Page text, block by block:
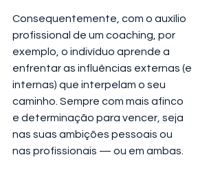
Consequentemente, com o auxílio
profissional de um coaching, por
exemplo, o indivíduo aprende a
enfrentar as influências externas (e
internas) que interpelam o seu
caminho. Sempre com mais afinco
e determinação para vencer, seja
nas suas ambições pessoais ou
nas profissionais — ou em ambas.